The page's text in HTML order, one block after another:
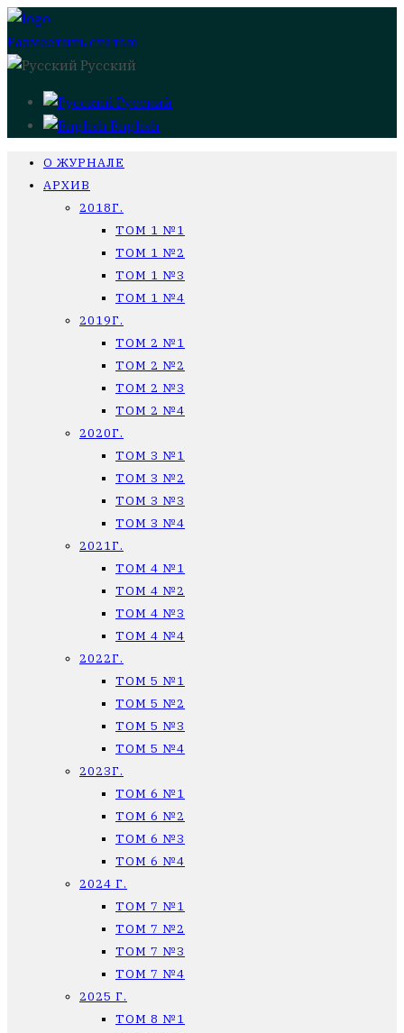
Разместить статью
Русский
Русский
English
О ЖУРНАЛЕ
АРХИВ
2018Г.
ТОМ 1 №1
ТОМ 1 №2
ТОМ 1 №3
ТОМ 1 №4
2019Г.
ТОМ 2 №1
ТОМ 2 №2
ТОМ 2 №3
ТОМ 2 №4
2020Г.
ТОМ 3 №1
ТОМ 3 №2
ТОМ 3 №3
ТОМ 3 №4
2021Г.
ТОМ 4 №1
ТОМ 4 №2
ТОМ 4 №3
ТОМ 4 №4
2022Г.
ТОМ 5 №1
ТОМ 5 №2
ТОМ 5 №3
ТОМ 5 №4
2023Г.
ТОМ 6 №1
ТОМ 6 №2
ТОМ 6 №3
ТОМ 6 №4
2024 Г.
ТОМ 7 №1
ТОМ 7 №2
ТОМ 7 №3
ТОМ 7 №4
2025 Г.
ТОМ 8 №1